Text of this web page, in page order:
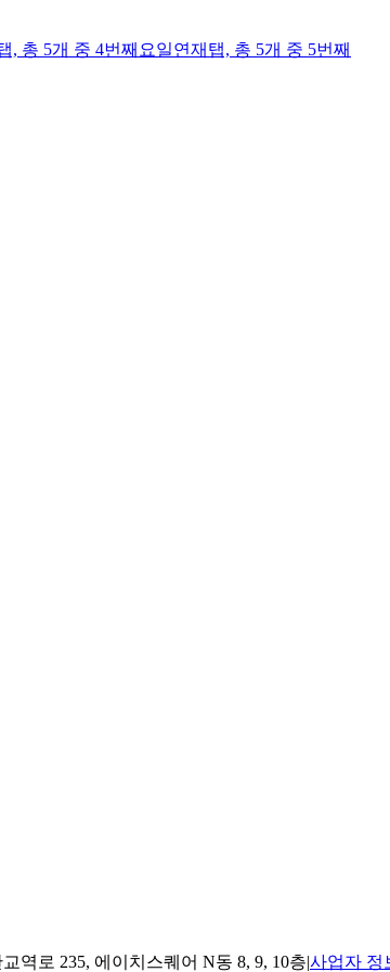
, 총 5개 중 4번째 요일연재 탭, 총 5개 중 5번째
역로 235, 에이치스퀘어 N동 8, 9, 10층|사업자 정